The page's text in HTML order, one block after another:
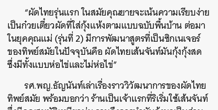
“ผัดไทยรุ่นแรก ในสมัยคุณยายจะเน้นความเรียบง่าย
เป็นก๋วยเตี๋ยวผัดที่ใส่กุ้งแห้งตามแบบฉบับพื้นบ้าน ต่อมา
ในยุคคุณแม่ (รุ่นที่ 2) มีการพัฒนาสูตรที่เป็นซิกเนเจอร์
ของทิพย์สมัยในปัจจุบันคือ ผัดไทยเส้นจันท์มันกุ้งกุ้งสด
ซึ่งมีทั้งแบบห่อไข่และไม่ห่อไข่”
รศ.พญ.ธัญนันท์เล่าเรื่องราววิวัฒนาการของผัดไทย
ทิพย์สมัย พร้อมบอกว่า ร้านเป็นเจ้าแรกที่ริเริ่มใช้เส้นจันท์